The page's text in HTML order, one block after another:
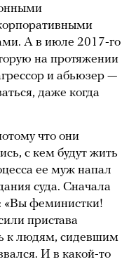
А в июле 2017-го
на протяжении
и абьюзер —
даже когда
что они
с кем будут жить
ее муж напал
суда. Сначала
«Вы феминистки!
пристава
к людям, сидевшим
И в какой-то